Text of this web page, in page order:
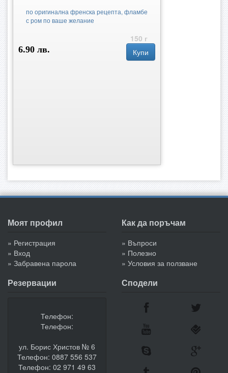
по оригинална френска рецепта, фламбе
с ром по ваше желание
150 г
6.90 лв.
Купи
Моят профил
» Регистрация
» Вход
» Забравена парола
Как да поръчам
» Въпроси
» Полезно
» Условия за ползване
Резервации
Телефон:
Телефон:
ул. Борис Христов № 6
Телефон: 0887 556 537
Телефон: 02 971 49 63
Сподели